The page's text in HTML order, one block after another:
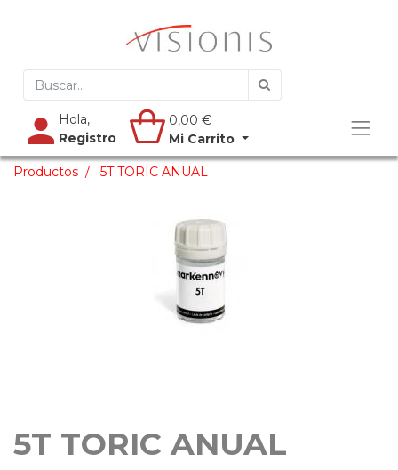
Hola,
Registro
0,00 €
Mi Carrito
Productos 5T TORIC ANUAL
5T TORIC ANUAL